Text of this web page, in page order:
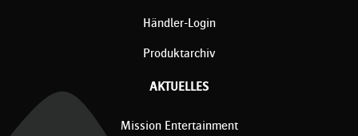
Händler-Login
Produktarchiv
AKTUELLES
Mission Entertainment